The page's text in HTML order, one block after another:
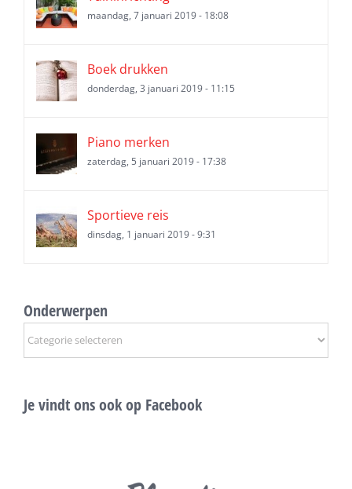
maandag, 7 januari 2019 - 18:08
Boek drukken
donderdag, 3 januari 2019 - 11:15
Piano merken
zaterdag, 5 januari 2019 - 17:38
Sportieve reis
dinsdag, 1 januari 2019 - 9:31
Onderwerpen
Onderwerpen
Je vindt ons ook op Facebook